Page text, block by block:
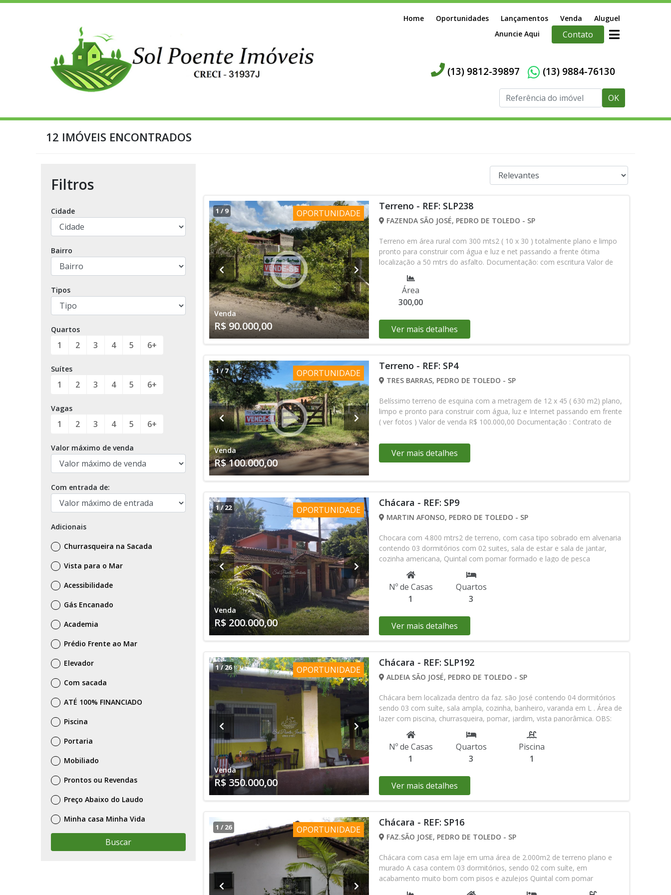
Home Oportunidades Lançamentos Venda
Aluguel
Anuncie Aqui
Contato
(13) 9812-39897 (13) 9884-76130
OK
12 IMÓVEIS ENCONTRADOS
Filtros
Cidade
Bairro
Tipos
Quartos
1 2 3 4 5 6+
Suítes
1 2 3 4 5 6+
Vagas
1 2 3 4 5 6+
Valor máximo de venda
Com entrada de:
Adicionais
Churrasqueira na Sacada
Vista para o Mar
Acessibilidade
Gás Encanado
Academia
Prédio Frente ao Mar
Elevador
Com sacada
ATÉ 100% FINANCIADO
Piscina
Portaria
Mobiliado
Prontos ou Revendas
Preço Abaixo do Laudo
Minha casa Minha Vida
Buscar
1 /9 OPORTUNIDADE
Venda
R$ 90.000,00
Terreno - REF: SLP238
FAZENDA SÃO JOSÉ, PEDRO DE TOLEDO - SP
Terreno em área rural com 300 mts2 ( 10 x 30 ) totalmente plano e limpo
pronto para construir com água e luz e net passando a frente ótima
localização a 50 mtrs do asfalto. Documentação: com escritura Valor de
98123-98-97 ou (13) 98847-61-30 falar com Roberto
Área
300,00
Ver mais detalhes
1/7 OPORTUNIDADE
Venda
R$ 100.000,00
Terreno - REF: SP4
TRES BARRAS, PEDRO DE TOLEDO - SP
Belíssimo terreno de esquina com a metragem de 12 x 45 ( 630 m2) plano,
limpo e pronto para construir com água, luz e Internet passando em frente
( ver fotos ) Valor de venda R$ 100.000,00 Documentação : Contrato de
proprietário ( 70 mil de entrada e 15 parcelas de 2 mil Agende sua visita
pelos zap (13) 98123-98-97 ou (13) 98847-61-30 Falar com Roberto
Ver mais detalhes
1/22 OPORTUNIDADE
Venda
R$ 200.000,00
Chácara - REF: SP9
MARTIN AFONSO, PEDRO DE TOLEDO - SP
Chocara com 4.800 mtrs2 de terreno, com casa tipo sobrado em alvenaria
contendo 03 dormitórios com 02 suites, sala de estar e sala de jantar,
cozinha americana, Quintal com pomar formado e lago de pesca
precisando de manutenção. Área de lazer com churrasqueia forno e fogão
a lenha Valor de venda R$ 200.00,00 Documentaçã : contrato de compra e
venda com I.P.T.U Agende sua viita pelos Zap (13 ) 98123-98-97 ou (13)
98847-61-30 Falar com Roberto.
Nº de Casas
1
Quartos
3
Ver mais detalhes
1/26 OPORTUNIDADE
Venda
R$ 350.000,00
Chácara - REF: SLP192
ALDEIA SÃO JOSÉ, PEDRO DE TOLEDO - SP
Chácara bem localizada dentro da faz. são José contendo 04 dormitórios
sendo 03 com suíte, sala ampla, cozinha, banheiro, varanda em L . Área de
lazer com piscina, churrasqueira, pomar, jardim, vista panorâmica. OBS:
com moveis parcial Valor de venda:R$ 350.000,00 Documentação: Contrato
de compra e venda com I.P.T.U ( pode ser tirada a escritura se for de
interesse do comprador ) Agende sua visita pelos zap (13) 98123-98-97 ou
(13) 98847-61-30 Falar com Roberto
Nº de Casas
1
Quartos
3
Piscina
1
Ver mais detalhes
1 / 26 OPORTUNIDADE
Chácara - REF: SP16
FAZ.SÃO JOSE, PEDRO DE TOLEDO - SP
Chácara com casa em laje em uma área de 2.000m2 de terreno plano e
murado A casa contem 03 dormitórios, sendo 02 com suíte, em
acabamento muito bom com pisos e azulejos Quintal com pomar
formado, espaço para horta e etc. Área de lazer com piscina churrasqueia